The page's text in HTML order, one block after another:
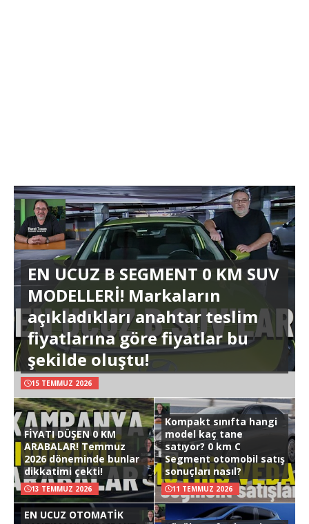
EN UCUZ B SEGMENT 0 KM SUV
MODELLERİ! Markaların
açıkladıkları anahtar teslim
fiyatlarına göre fiyatlar bu
şekilde oluştu!
15 TEMMUZ 2026
FİYATI DÜŞEN 0 KM
ARABALAR! Temmuz
2026 döneminde bunlar
dikkatimi çekti!
13 TEMMUZ 2026
Kompakt sınıfta hangi
model kaç tane
satıyor? 0 km C
Segment otomobil satış
sonuçları nasıl?
11 TEMMUZ 2026
EN UCUZ OTOMATİK